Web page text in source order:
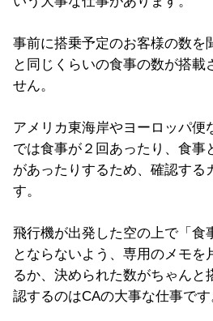
事前に搭乗予定のお客様の数を
と同じくらいの食事の数が搭載
せん。
アメリカ東海岸やヨーロッパ便
では食事が２回あったり、食事
があったりするため、確認する
す。
飛行機が出発した空の上で「食
とならないよう、専用のメモを
るか、決められた数がちゃんと
認するのはCAの大事な仕事です